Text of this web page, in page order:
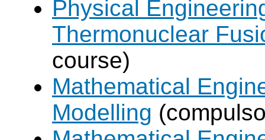
Physical
Thermonuclear
course)
Mathematical
Modelling